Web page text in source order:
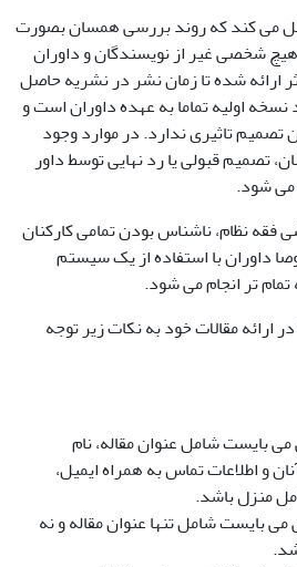
می کند که روند بررسی همسان بصورت
شخصی غیر از نویسندگان و داوران
ارائه شده تا زمان نشر در نشریه حاصل
اولیه تماما به عهده داوران است و
تاثیری ندارد. در موارد وجود
تصمیم قبولی یا رد نهایی توسط داور
می شود.
نظام، ناشناس بودن تمامی کارکنان
داوران با استفاده از یک سیستم
تر انجام می شود.
ارائه مقالات خود به نکات زیر توجه
بایست شامل عنوان مقاله، نام
و اطلاعات تماس به همراه ایمیل،
منزل باشد.
بایست شامل تنها عنوان مقاله و نه